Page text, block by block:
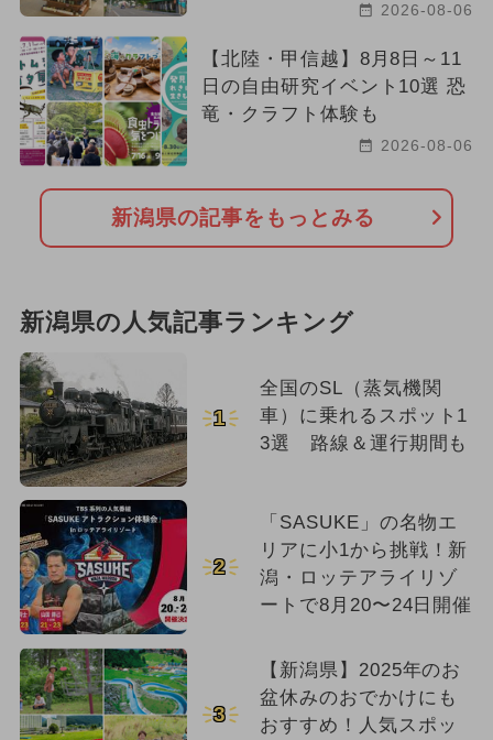
2026年2月のイベント
2026年12月のイベント
2024年3月のイベント
2026年6月のイベント ポケモン
イルミネーション
2026-08-06
【北陸・甲信越】8月8日～11
日の自由研究イベント10選 恐
竜・クラフト体験も
2026-08-06
新潟県の記事をもっとみる
新潟県の人気記事ランキング
1
全国のSL（蒸気機関
車）に乗れるスポット1
3選 路線＆運行期間も
2
「SASUKE」の名物エ
リアに小1から挑戦！新
潟・ロッテアライリゾ
ートで8月20〜24日開催
3
【新潟県】2025年のお
盆休みのおでかけにも
おすすめ！人気スポッ